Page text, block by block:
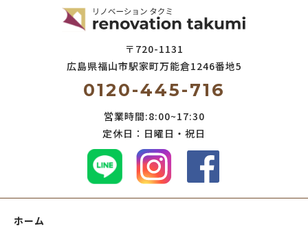
〒720-1131
広島県福山市駅家町万能倉1246番地5
0120-445-716
営業時間:8:00~17:30
定休日：日曜日・祝日
ホーム